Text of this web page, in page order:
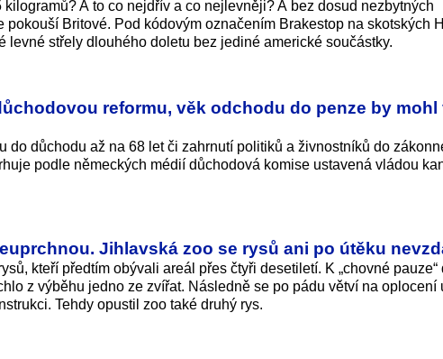
A to co nejdřív a co nejlevněji? A bez dosud nezbytných
pokouší Britové. Pod kódovým označením Brakestop na skotských
levné střely dlouhého doletu bez jediné americké součástky.
reformu, věk odchodu do penze by mohl
do důchodu až na 68 let či zahrnutí politiků a živnostníků do
podle německých médií důchodová komise ustavená vládou
Jihlavská zoo se rysů ani po útěku
kteří předtím obývali areál přes čtyři desetiletí. K „chovné pauze“
z výběhu jedno ze zvířat. Následně se po pádu větví na oplocení
Tehdy opustil zoo také druhý rys.